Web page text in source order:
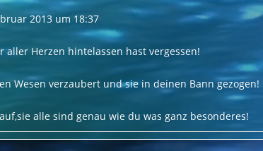
2013 um 18:37
Herzen hintelassen hast vergessen!
Wesen verzaubert und sie in deinen Bann gezogen!
alle sind genau wie du was ganz besonderes!